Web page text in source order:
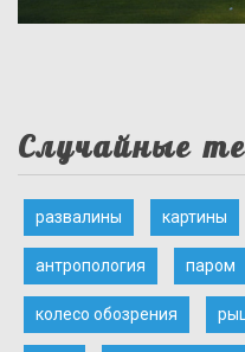
Случайные
развалины картины
антропология паром
колесо обозрения